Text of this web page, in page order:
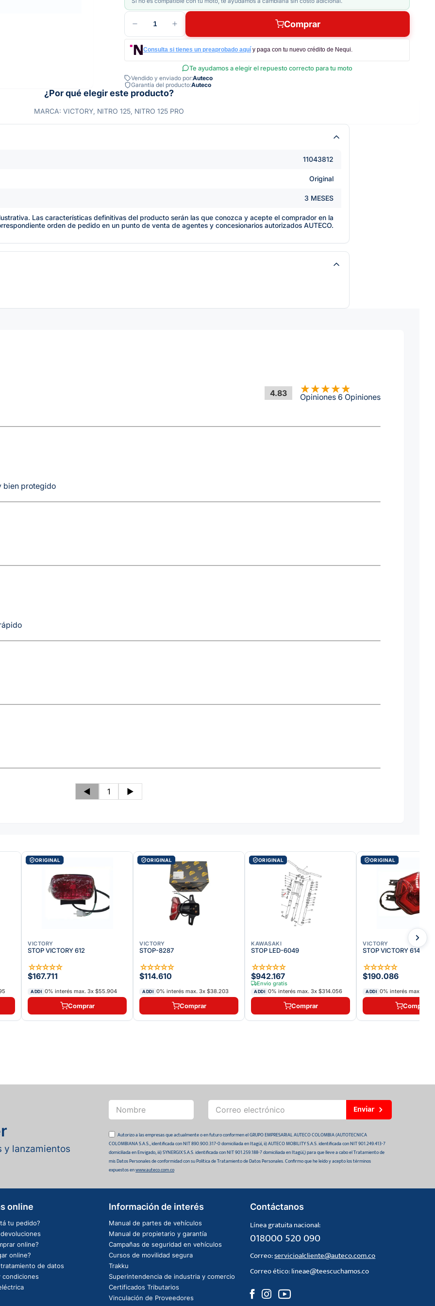
1 Comprar
Consulta si tienes un preaprobado aquí y paga con tu nuevo crédito de Nequi.
Te ayudamos a elegir el repuesto correcto para tu moto
Vendido y enviado por:Auteco
Garantía del producto:Auteco
¿Por qué elegir este producto?
MARCA: VICTORY, NITRO 125, NITRO 125 PRO
11043812
Original
3 MESES
Las características definitivas del producto serán las que conozca y acepte el comprador en la
orden de pedido en un punto de venta de agentes y concesionarios autorizados AUTECO.
4.83 Opiniones 6 Opiniones
bien protegido
◄ 1 ►
ORIGINAL
VICTORY
STOP VICTORY 612
☆☆☆☆☆
$167.711
ADDI 0% interés max. 3x $55.904
Comprar
ORIGINAL
VICTORY
STOP-8287
☆☆☆☆☆
$114.610
ADDI 0% interés max. 3x $38.203
Comprar
ORIGINAL
KAWASAKI
STOP LED-6049
☆☆☆☆☆
$942.167
Envío gratis
ADDI 0% interés max. 3x $314.056
Comprar
ORIGINAL
VICTORY
STOP VICTORY 614
☆☆☆☆☆
$190.086
ADDI 0% interés max.
Comprar
y lanzamientos
Enviar
Autorizo a las empresas que actualmente o en futuro conformen el GRUPO EMPRESARIAL AUTECO COLOMBIA (AUTOTECNICA
COLOMBIANA S.A.S., identificada con NIT 890.900.317-0 domiciliada en Itagüí, ii) AUTECO MOBILITY S.A.S. identificada con NIT 901.249.413-7
domiciliada en Envigado, iii) SYNERGIX S.A.S. identificada con NIT 901.259.188-7 domiciliada en Itagüí,) para que lleve a cabo el Tratamiento de
mis Datos Personales de conformidad con su Política de Tratamiento de Datos Personales. Confirmo que he leído y acepto los términos
expuestos enwww.auteco.com.co
online
tu pedido?
online?
online?
de datos
condiciones
Información de interés
Manual de partes de vehículos
Manual de propietario y garantía
Campañas de seguridad en vehículos
Cursos de movilidad segura
Trakku
Superintendencia de industria y comercio
Certificados Tributarios
Vinculación de Proveedores
Contáctanos
Línea gratuita nacional:
018000 520 090
Correo:servicioalcliente@auteco.com.co
Correo ético:lineae@teescuchamos.co